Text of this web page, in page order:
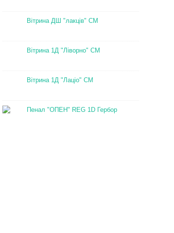
Вітрина ДШ "лакців" СМ
Вітрина 1Д "Ліворно" СМ
Вітрина 1Д "Лаціо" СМ
Пенал "ОПЕН" REG 1D Гербор